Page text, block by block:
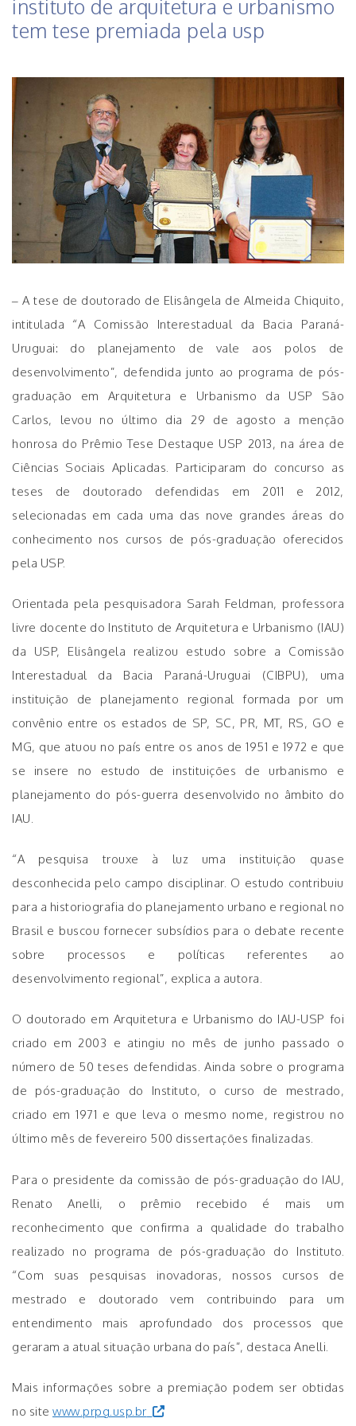
instituto de arquitetura e urbanismo
tem tese premiada pela usp
– A tese de doutorado de Elisângela de Almeida Chiquito,
intitulada “A Comissão Interestadual da Bacia Paraná-
Uruguai: do planejamento de vale aos polos de
desenvolvimento”, defendida junto ao programa de pós-
graduação em Arquitetura e Urbanismo da USP São
Carlos, levou no último dia 29 de agosto a menção
honrosa do Prêmio Tese Destaque USP 2013, na área de
Ciências Sociais Aplicadas. Participaram do concurso as
teses de doutorado defendidas em 2011 e 2012,
selecionadas em cada uma das nove grandes áreas do
conhecimento nos cursos de pós-graduação oferecidos
pela USP.
Orientada pela pesquisadora Sarah Feldman, professora
livre docente do Instituto de Arquitetura e Urbanismo (IAU)
da USP, Elisângela realizou estudo sobre a Comissão
Interestadual da Bacia Paraná-Uruguai (CIBPU), uma
instituição de planejamento regional formada por um
convênio entre os estados de SP, SC, PR, MT, RS, GO e
MG, que atuou no país entre os anos de 1951 e 1972 e que
se insere no estudo de instituições de urbanismo e
planejamento do pós-guerra desenvolvido no âmbito do
IAU.
“A pesquisa trouxe à luz uma instituição quase
desconhecida pelo campo disciplinar. O estudo contribuiu
para a historiografia do planejamento urbano e regional no
Brasil e buscou fornecer subsídios para o debate recente
sobre processos e políticas referentes ao
desenvolvimento regional”, explica a autora.
O doutorado em Arquitetura e Urbanismo do IAU-USP foi
criado em 2003 e atingiu no mês de junho passado o
número de 50 teses defendidas. Ainda sobre o programa
de pós-graduação do Instituto, o curso de mestrado,
criado em 1971 e que leva o mesmo nome, registrou no
último mês de fevereiro 500 dissertações finalizadas.
Para o presidente da comissão de pós-graduação do IAU,
Renato Anelli, o prêmio recebido é mais um
reconhecimento que confirma a qualidade do trabalho
realizado no programa de pós-graduação do Instituto.
“Com suas pesquisas inovadoras, nossos cursos de
mestrado e doutorado vem contribuindo para um
entendimento mais aprofundado dos processos que
geraram a atual situação urbana do país”, destaca Anelli.
Mais informações sobre a premiação podem ser obtidas
no site www.prpg.usp.br